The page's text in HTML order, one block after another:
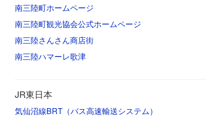
南三陸町ホームページ
南三陸町観光協会公式ホームページ
南三陸さんさん商店街
南三陸ハマーレ歌津
JR東日本
気仙沼線BRT（バス高速輸送システム）